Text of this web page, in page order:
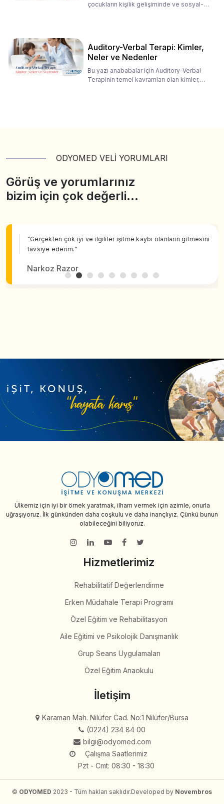
çocukların kişilik gelişiminde ve sosyal-
Auditory-Verbal Terapi: Kimler,
Neler ve Nedenler
Bu yazı anababalar için Auditory-Verbal
Terapinin temel kavramları olan kimler,
ODYOMED VELİ YORUMLARI
Görüş ve yorumlarınız
bizim için çok değerli…
"Gerçekten çok iyi ve ilgililer işitme kaybı olanların gitmesini
tavsiye ederim."
Narkoz Razor
Ülkemiz için iyi bir örnek yaratmak, ilham vermek için azimle, onurla
uğraşıyoruz. İlk günkünden daha coşkulu ve daha inançlıyız. Çünkü bunun
olabileceğini biliyoruz.
Hizmetlerimiz
Rehabilitatif Değerlendirme
Erken Müdahale Terapi Programı
Özel Eğitim ve Rehabilitasyon
Aile Eğitimi ve Psikolojik Danışmanlık
Grup Seans Uygulamaları
Özel Eğitim Anaokulu
İletişim
Karaman Mah. Nilüfer Cad. No:1 Nilüfer/Bursa
(0224) 234 84 00
bilgi@odyomed.com
Çalışma Saatlerimiz
Pzt - Cmt: 08:30 - 18:30
© ODYOMED 2023 - Tüm hakları saklıdır. Developed by Novembros